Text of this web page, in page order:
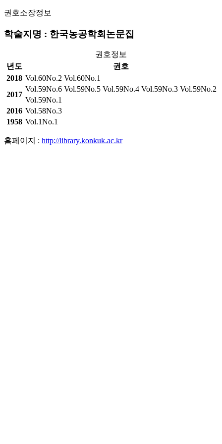
권호소장정보
학술지명 : 한국농공학회논문집
권호정보
년도
권호
2018 Vol.60No.2 Vol.60No.1
2017
Vol.59No.6 Vol.59No.5 Vol.59No.4 Vol.59No.3 Vol.59No.2
Vol.59No.1
2016 Vol.58No.3
1958 Vol.1No.1
홈페이지 : http://library.konkuk.ac.kr